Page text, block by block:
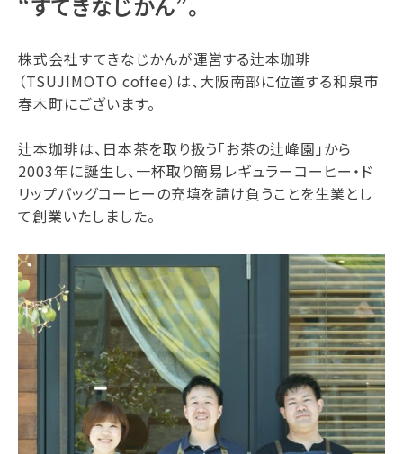
株式会社すてきなじかんが運営する辻本珈琲
（TSUJIMOTO coffee）は、大阪南部に位置する和泉市
春木町にございます。
辻本珈琲は、日本茶を取り扱う「お茶の辻峰園」から
2003年に誕生し、一杯取り簡易レギュラーコーヒー・ド
リップバッグコーヒーの充填を請け負うことを生業とし
て創業いたしました。